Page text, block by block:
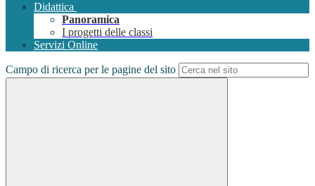
Didattica
Panoramica
I progetti delle classi
Servizi Online
Campo di ricerca per le pagine del sito